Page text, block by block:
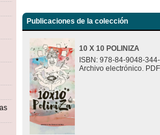
Publicaciones de la colección
10 X 10 POLINIZA
ISBN: 978-84-9048-
Archivo electrónico.